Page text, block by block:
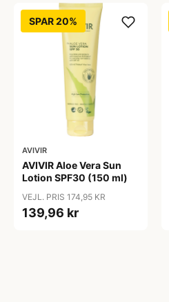
SPAR 20%
AVIVIR
AVIVIR Aloe Vera Sun
Lotion SPF30 (150 ml)
VEJL. PRIS 174,95 KR
139,96 kr